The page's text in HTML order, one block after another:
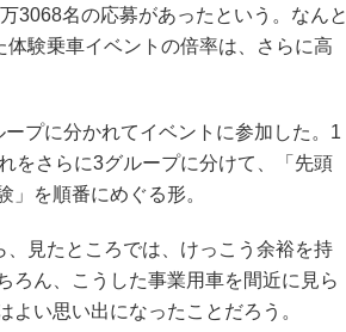
3068名の応募があったという。なんと
験乗車イベントの倍率は、さらに高
プに分かれてイベントに参加した。1
をさらに3グループに分けて、「先頭
」を順番にめぐる形。
見たところでは、けっこう余裕を持
ろん、こうした事業用車を間近に見ら
い思い出になったことだろう。